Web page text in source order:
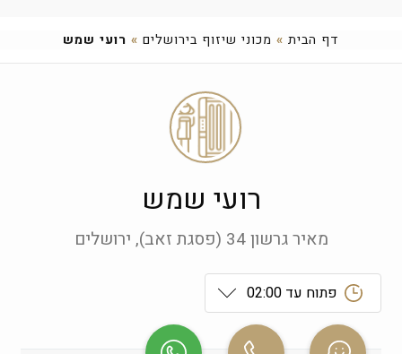
דף הבית » מכוני שיזוף בירושלים » רועי שמש
רועי שמש
מאיר גרשון 34 (פסגת זאב), ירושלים
פתוח עד 02:00
ראשון